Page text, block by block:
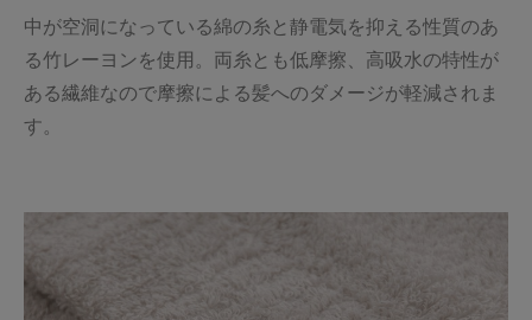
中が空洞になっている綿の糸と静電気を抑える性質のあ
る竹レーヨンを使用。両糸とも低摩擦、高吸水の特性が
ある繊維なので摩擦による髪へのダメージが軽減されま
す。